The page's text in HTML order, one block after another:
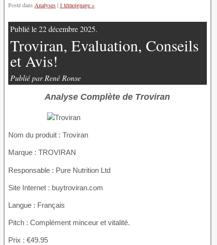
Posté dans Analyses| 1 témoignage »
Publié le 22 décembre 2025.
Troviran, Evaluation, Conseils
et Avis!
Publié par René Ronse
Analyse Complète de Troviran
Nom du produit : Troviran
Marque : TROVIRAN
Responsable : Pure Nutrition Ltd
Site Internet : buytroviran.com
Langue : Français
Pitch : Complément minceur et vitalité.
Prix : €49.95